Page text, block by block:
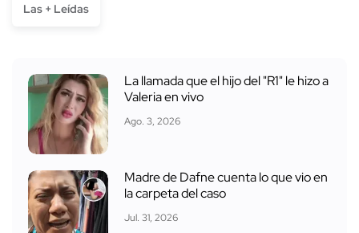
Las + Leídas
La llamada que el hijo del "R1" le hizo a
Valeria en vivo
Ago. 3, 2026
Madre de Dafne cuenta lo que vio en
la carpeta del caso
Jul. 31, 2026